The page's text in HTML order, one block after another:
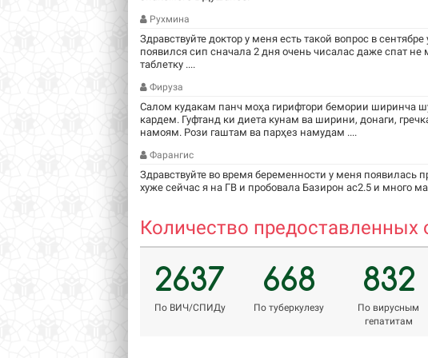
Рухмина
Здравствуйте доктор у меня есть такой вопрос в
появился сип сначала 2 дня очень чисалас даже спат
таблетку ....
Фируза
Салом кудакам панч моҳа гирифтори бемории ширинча
кардем. Гуфтанд ки диета кунам ва ширини, донаги,
намоям. Рози гаштам ва парҳез намудам ....
Фарангис
Здравствуйте во время беременности у меня появилась
хуже сейчас я на ГВ и пробовала Базирон ас2.5 и много
Количество предоставленных
2637
По ВИЧ/СПИДу
668
По туберкулезу
832
По вирусным
гепатитам